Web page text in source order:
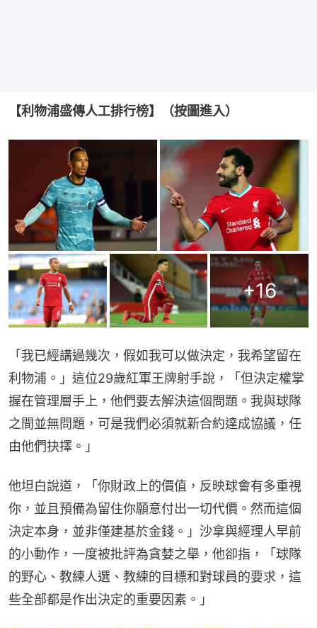
【利物浦盛傳人工排行榜】（按圖進入）
+16
「我已經講過幾次，假如我可以做決定，我希望留在
利物浦。」這位29歲紅軍王牌射手說，「但決定權掌
握在管理層手上，他們要去解決這個問題。我與球隊
之間並無問題，可是我們必須就新合約達成協議，任
由他們抉擇。」
他坦白說道，「你財政上的價值，反映球會有多重視
你，並且預備為留住你願意付出一切代價。然而這個
決定本身，並非僅建基於金錢。」沙拿與經理人早前
的小動作，一度被批評為貪婪之舉，他卻指，「球隊
的野心、教練人選、教練的目標和對球員的要求，這
些全部都是作出決定的重要因素。」